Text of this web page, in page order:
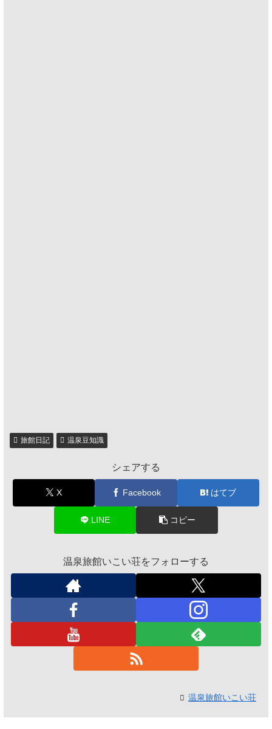
旅館日記 温泉豆知識
シェアする
X Facebook はてブ
LINE コピー
温泉旅館いこい荘をフォローする
温泉旅館いこい荘